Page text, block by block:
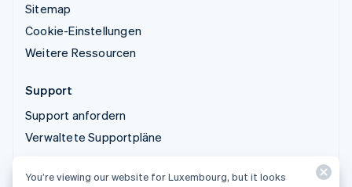
Sitemap
Cookie-Einstellungen
Weitere Ressourcen
Support
Support anfordern
Verwaltete Supportpläne
© 2026 Stripe, LLC
You’re viewing our website for Luxembourg, but it looks